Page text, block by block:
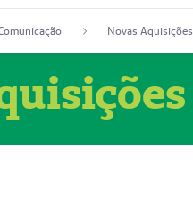
Novas Aquisições